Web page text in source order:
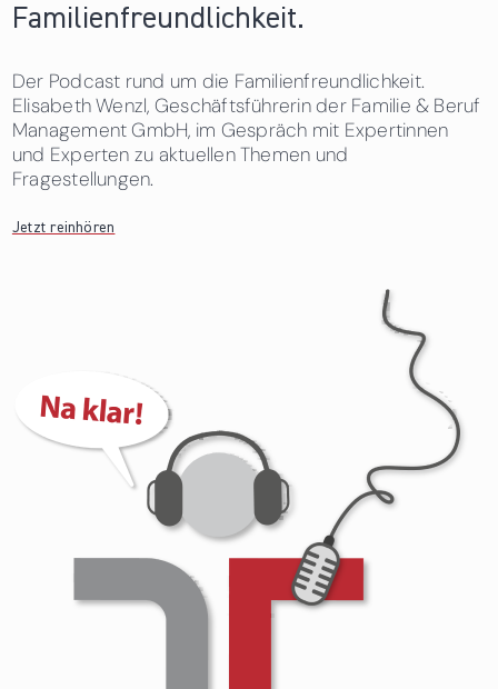
Familienfreundlichkeit.
Der Podcast rund um die Familienfreundlichkeit.
Elisabeth Wenzl, Geschäftsführerin der Familie & Beruf
Management GmbH, im Gespräch mit Expertinnen
und Experten zu aktuellen Themen und
Fragestellungen.
Jetzt reinhören